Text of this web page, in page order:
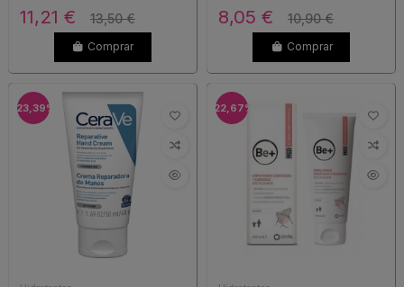
11,21 € 13,50 €
Comprar
8,05 € 10,90 €
Comprar
-23,39% -22,67%